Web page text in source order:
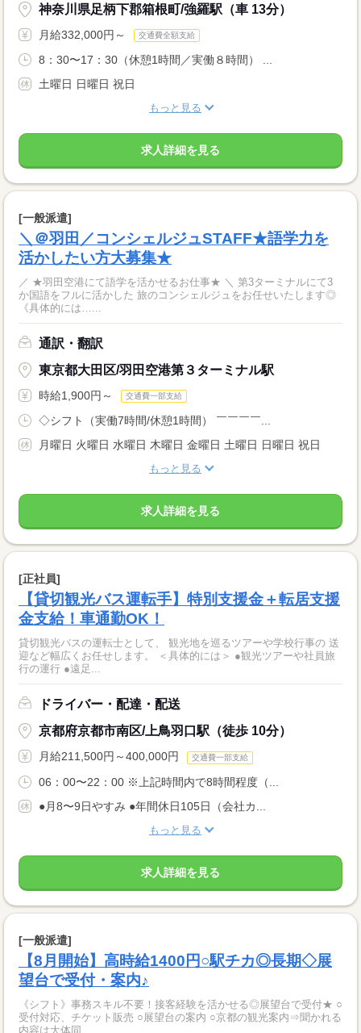
神奈川県足柄下郡箱根町/強羅駅（車 13分）
月給332,000円～ 交通費全額支給
8：30〜17：30（休憩1時間／実働８時間） ...
土曜日 日曜日 祝日
もっと見る
求人詳細を見る
[一般派遣]
＼＠羽田／コンシェルジュSTAFF★語学力を
活かしたい方大募集★
／ ★羽田空港にて語学を活かせるお仕事★ ＼ 第3ターミナルにて3
か国語をフルに活かした 旅のコンシェルジュをお任せいたします◎
《具体的には…...
通訳・翻訳
東京都大田区/羽田空港第３ターミナル駅
時給1,900円～ 交通費一部支給
◇シフト（実働7時間/休憩1時間） ￣￣￣￣...
月曜日 火曜日 水曜日 木曜日 金曜日 土曜日 日曜日 祝日
もっと見る
求人詳細を見る
[正社員]
【貸切観光バス運転手】特別支援金＋転居支援
金支給！車通勤OK！
貸切観光バスの運転士として、 観光地を巡るツアーや学校行事の 送
迎など幅広くお任せします。 ＜具体的には＞ ●観光ツアーや社員旅
行の運行 ●遠足...
ドライバー・配達・配送
京都府京都市南区/上鳥羽口駅（徒歩 10分）
月給211,500円～400,000円 交通費一部支給
06：00〜22：00 ※上記時間内で8時間程度（...
●月8〜9日やすみ ●年間休日105日（会社カ...
もっと見る
求人詳細を見る
[一般派遣]
【8月開始】高時給1400円○駅チカ◎長期◇展
望台で受付・案内♪
《シフト》事務スキル不要！接客経験を活かせる◎展望台で受付★ ○
受付対応、チケット販売 ○展望台の案内 ○京都の観光案内⇒聞かれる
内容は大体同...